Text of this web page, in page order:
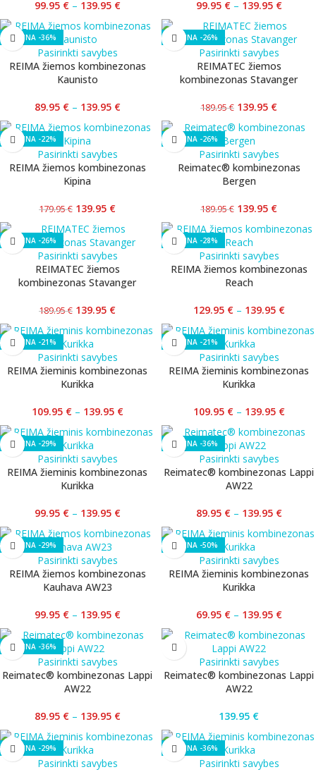
99.95 € – 139.95 € 99.95 € – 139.95 €
-36%
Pasirinkti savybes
REIMA žiemos kombinezonas
Kaunisto
89.95 € – 139.95 €
-26%
Pasirinkti savybes
REIMATEC žiemos
kombinezonas Stavanger
189.95€ 139.95 €
-22%
Pasirinkti savybes
REIMA žiemos kombinezonas
Kipina
179.95€ 139.95 €
-26%
Pasirinkti savybes
Reimatec® kombinezonas
Bergen
189.95€ 139.95 €
-26%
Pasirinkti savybes
REIMATEC žiemos
kombinezonas Stavanger
189.95€ 139.95 €
-28%
Pasirinkti savybes
REIMA žiemos kombinezonas
Reach
129.95 € – 139.95 €
-21%
Pasirinkti savybes
REIMA žieminis kombinezonas
Kurikka
109.95 € – 139.95 €
-21%
Pasirinkti savybes
REIMA žieminis kombinezonas
Kurikka
109.95 € – 139.95 €
-29%
Pasirinkti savybes
REIMA žieminis kombinezonas
Kurikka
99.95 € – 139.95 €
-36%
Pasirinkti savybes
Reimatec® kombinezonas Lappi
AW22
89.95 € – 139.95 €
-29%
Pasirinkti savybes
REIMA žiemos kombinezonas
Kauhava AW23
99.95 € – 139.95 €
-50%
Pasirinkti savybes
REIMA žieminis kombinezonas
Kurikka
69.95 € – 139.95 €
-36%
Pasirinkti savybes
Reimatec® kombinezonas Lappi
AW22
89.95 € – 139.95 €
Pasirinkti savybes
Reimatec® kombinezonas Lappi
AW22
139.95 €
-29%
Pasirinkti savybes
-36%
Pasirinkti savybes